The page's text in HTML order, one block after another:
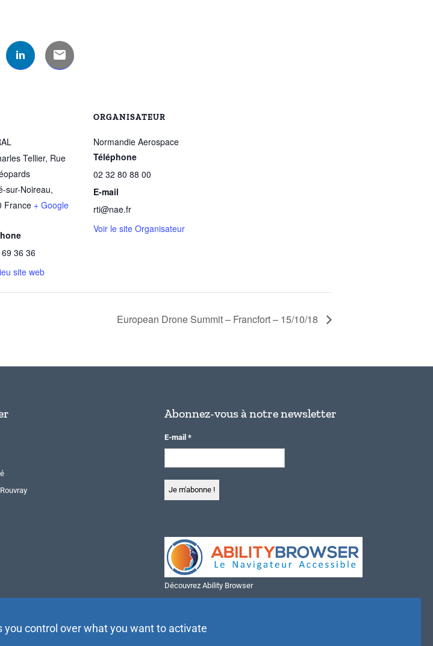
Tellier, Rue
sur-Noireau,
France + Google
36 36
site web
ORGANISATEUR
Normandie Aerospace
Téléphone
02 32 80 88 00
E-mail
rti@nae.fr
Voir le site Organisateur
European Drone Summit – Francfort – 15/10/18
Abonnez-vous à notre newsletter
E-mail *
Découvrez Ability Browser
you control over what you want to activate